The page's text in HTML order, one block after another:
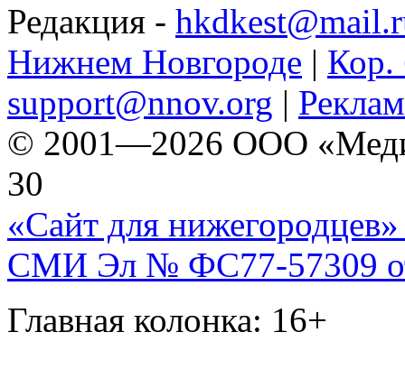
Редакция -
Нижнем Новгороде | Кор.
support@nnov.org |
© 2001—2026 ООО
30
«Сайт для нижегородцев»
СМИ Эл № ФС77-57309
Главная колонка: 16+